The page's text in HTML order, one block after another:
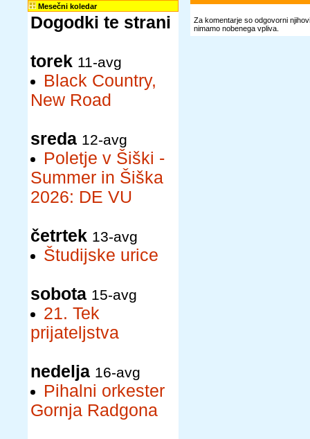
Mesečni koledar
Dogodki te strani
torek 11-avg
Black Country,
New Road
sreda 12-avg
Poletje v Šiški -
Summer in Šiška
2026: DE VU
četrtek 13-avg
Študijske urice
sobota 15-avg
21. Tek
prijateljstva
nedelja 16-avg
Pihalni orkester
Gornja Radgona
Za komentarje so odgovorni
nimamo nobenega vpliva.